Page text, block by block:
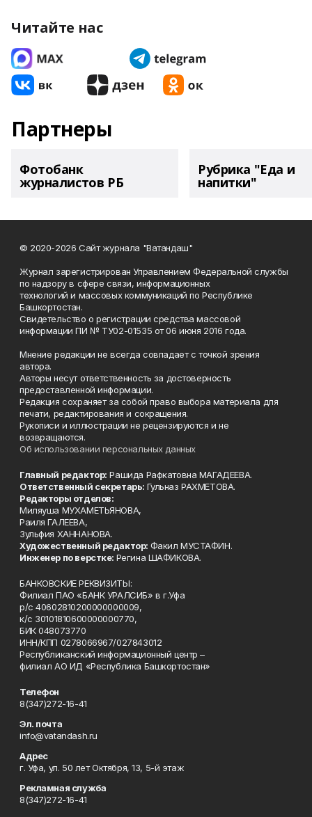
Читайте нас
Партнеры
Фотобанк
журналистов РБ
Рубрика "Еда и
напитки"
© 2020-2026 Сайт журнала "Ватандаш"
Журнал зарегистрирован Управлением Федеральной службы
по надзору в сфере связи, информационных
технологий и массовых коммуникаций по Республике
Башкортостан.
Свидетельство о регистрации средства массовой
информации ПИ № ТУ02-01535 от 06 июня 2016 года.
Мнение редакции не всегда совпадает с точкой зрения
автора.
Авторы несут ответственность за достоверность
предоставленной информации.
Редакция сохраняет за собой право выбора материала для
печати, редактирования и сокращения.
Рукописи и иллюстрации не рецензируются и не
возвращаются.
Об использовании персональных данных
Главный редактор: Рашида Рафкатовна МАГАДЕЕВА.
Ответственный секретарь: Гульназ РАХМЕТОВА.
Редакторы отделов:
Миляуша МУХАМЕТЬЯНОВА,
Раиля ГАЛЕЕВА,
Зульфия ХАННАНОВА.
Художественный редактор: Факил МУСТАФИН.
Инженер по верстке: Регина ШАФИКОВА.
БАНКОВСКИЕ РЕКВИЗИТЫ:
Филиал ПАО «БАНК УРАЛСИБ» в г.Уфа
р/с 40602810200000000009,
к/с 30101810600000000770,
БИК 048073770
ИНН/КПП 0278066967/027843012
Республиканский информационный центр –
филиал АО ИД «Республика Башкортостан»
Телефон
8(347)272-16-41
Эл. почта
info@vatandash.ru
Адрес
г. Уфа, ул. 50 лет Октября, 13, 5-й этаж
Рекламная служба
8(347)272-16-41